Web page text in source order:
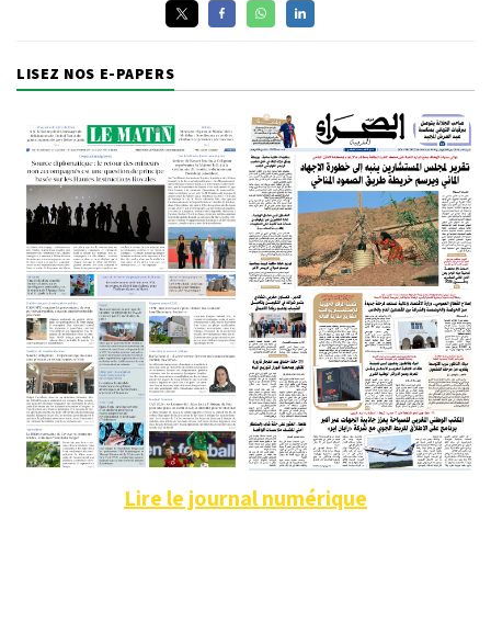
LISEZ NOS E-PAPERS
Lire le journal numérique